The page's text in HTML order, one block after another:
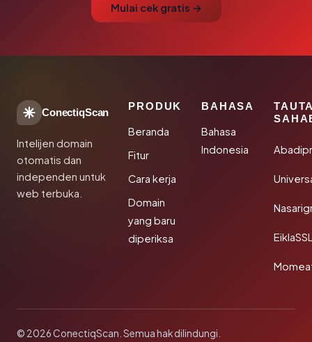
Mulai cek gratis →
ConectiqScan
Intelijen domain
otomatis dan
independen untuk
web terbuka.
PRODUK
Beranda
Fitur
Cara kerja
Domain
yang baru
diperiksa
BAHASA
Bahasa
Indonesia
© 2026 ConectiqScan. Semua hak dilindungi.